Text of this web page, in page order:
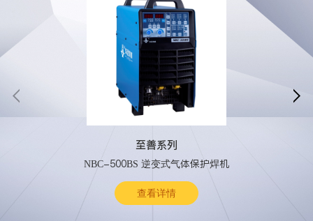
至善系列
NBC-500BS 逆变式气体保护焊机
查看详情
 